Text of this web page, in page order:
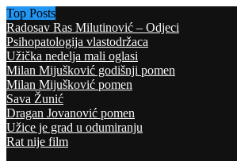
Top Posts
Radosav Ras Milutinović – Odjeci
Psihopatologija vlastodržaca
Užička nedelja mali oglasi
Milan Mijušković godišnji pomen
Milan Mijušković pomen
Sava Žunić
Dragan Jovanović pomen
Užice je grad u odumiranju
Rat nije film